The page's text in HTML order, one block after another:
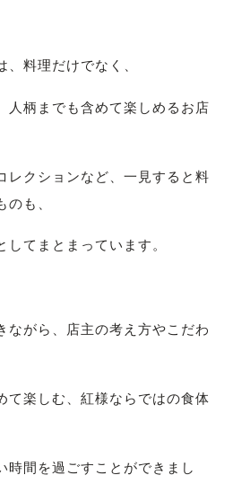
、料理だけでなく、
人柄までも含めて楽しめるお店
レクションなど、一見すると料
のも、
てまとまっています。
ながら、店主の考え方やこだわ
て楽しむ、紅様ならではの食体
時間を過ごすことができまし